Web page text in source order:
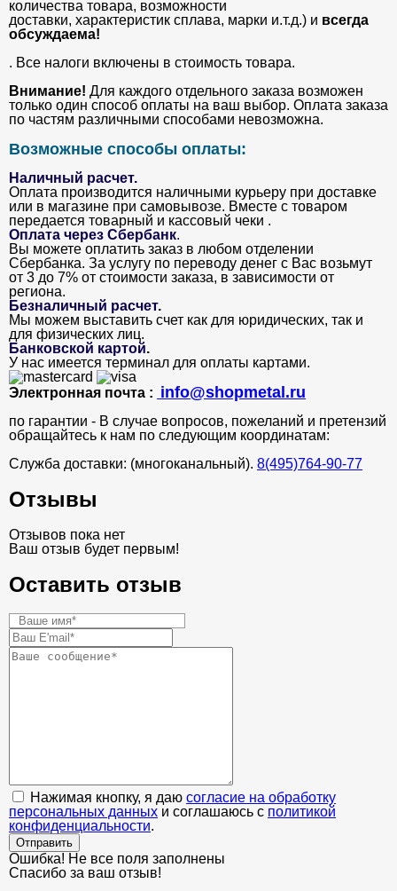
количества товара, возможности
доставки, характеристик сплава, марки и.т.д.) и всегда
обсуждаема!
. Все налоги включены в стоимость товара.
Внимание! Для каждого отдельного заказа возможен
только один способ оплаты на ваш выбор. Оплата заказа
по частям различными способами невозможна.
Возможные способы оплаты:
Наличный расчет.
Оплата производится наличными курьеру при доставке
или в магазине при самовывозе. Вместе с товаром
передается товарный и кассовый чеки .
Оплата через Сбербанк.
Вы можете оплатить заказ в любом отделении
Сбербанка. За услугу по переводу денег с Вас возьмут
от 3 до 7% от стоимости заказа, в зависимости от
региона.
Безналичный расчет.
Мы можем выставить счет как для юридических, так и
для физических лиц.
Банковской картой.
У нас имеется терминал для оплаты картами.
Электронная почта : info@shopmetal.ru
по гарантии - В случае вопросов, пожеланий и претензий
обращайтесь к нам по следующим координатам:
Служба доставки: (многоканальный). 8(495)764-90-77
Отзывы
Отзывов пока нет
Ваш отзыв будет первым!
Оставить отзыв
Нажимая кнопку, я даю согласие на обработку
персональных данных и соглашаюсь с политикой
конфиденциальности.
Отправить
Ошибка! Не все поля заполнены
Спасибо за ваш отзыв!